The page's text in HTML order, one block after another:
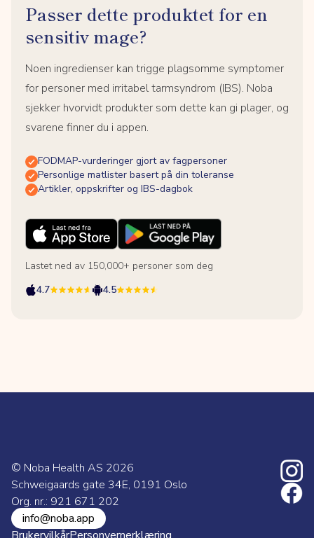
Passer dette produktet for en
sensitiv mage?
Noen ingredienser kan trigge plagsomme symptomer
for personer med irritabel tarmsyndrom (IBS). Noba
sjekker hvorvidt produkter som dette kan gi plager, og
svarene finner du i appen.
FODMAP-vurderinger gjort av fagpersoner
Personlige matlister basert på din toleranse
Artikler, oppskrifter og IBS-dagbok
Lastet ned av 150,000+ personer som deg
4.7
4.5
© Noba Health AS 2026
Schweigaards gate 34E, 0191 Oslo
Org. nr.: 921 671 202
info@noba.app